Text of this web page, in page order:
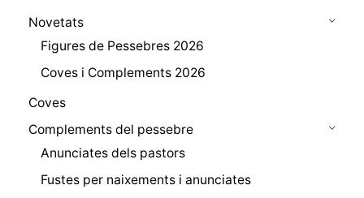
Novetats
Figures de Pessebres 2026
Coves i Complements 2026
Coves
Complements del pessebre
Anunciates dels pastors
Fustes per naixements i anunciates